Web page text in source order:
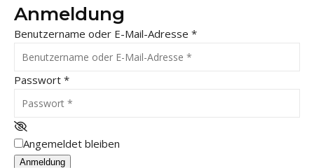
Anmeldung
Benutzername oder E-Mail-Adresse *
Passwort *
Angemeldet bleiben
Anmeldung